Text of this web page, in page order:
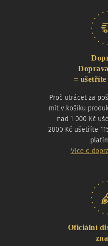
= ušetříte
Proč utrácet za
mít v košíku
nad 1 000 Kč
2000 Kč ušetříte
Více o
Oficiální